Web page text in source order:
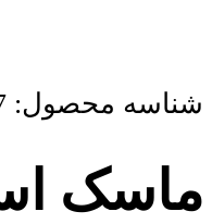
شناسه محصول:
ماسک